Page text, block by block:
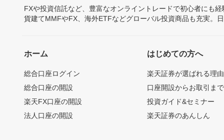
FXや投資信託など、豊富なオンライントレードで初心者にも
貨建てMMFやFX、海外ETFなどグローバル投資商品も充実。
ホーム
総合口座ログイン
総合口座の開設
楽天FX口座の開設
法人口座の開設
はじめての方へ
楽天証券が選ばれる理由
口座開設からお取引ま
投資ガイド&セミナー
楽天証券のあんしん